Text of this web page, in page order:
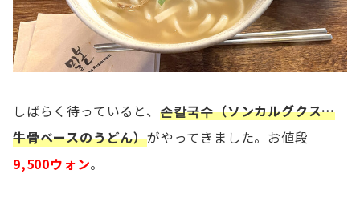
しばらく待っていると、 손칼국수（ソンカルグクス…
牛骨ベースのうどん）がやってきました。お値段
9,500ウォン。